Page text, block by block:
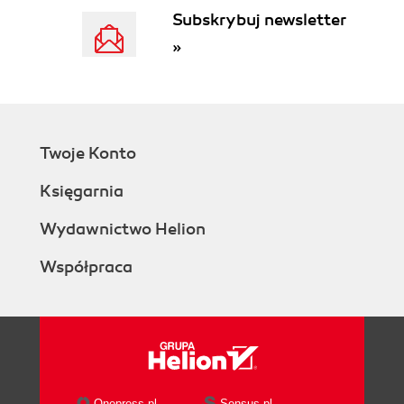
Minimize Button
Full Screen Button
Terminology Differences
Getting into OS X
The Dock
The menu
The menu bar
Subskrybuj newsletter
»
Twoje Konto
Księgarnia
Wydawnictwo Helion
Współpraca